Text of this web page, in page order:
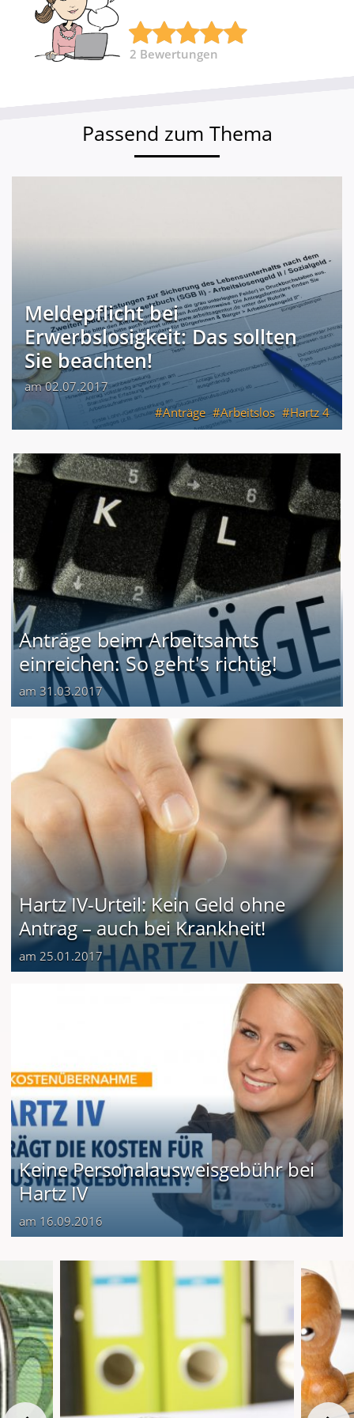
2 Bewertungen
Passend zum Thema
Meldepflicht bei
Erwerbslosigkeit: Das sollten
Sie beachten!
am 02.07.2017
Anträge
Arbeitslos Hartz 4
Anträge beim Arbeitsamts
einreichen: So geht's richtig!
am 31.03.2017
Hartz IV-Urteil: Kein Geld ohne
Antrag – auch bei Krankheit!
am 25.01.2017
Keine Personalausweisgebühr bei
Hartz IV
am 16.09.2016